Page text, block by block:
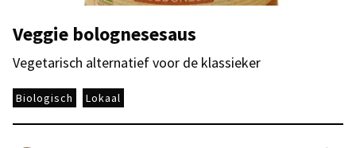
Veggie bolognesesaus
Vegetarisch alternatief voor de klassieker
Biologisch Lokaal